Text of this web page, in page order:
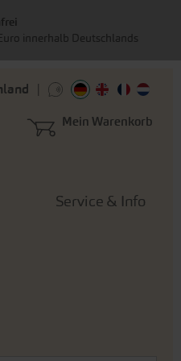
Mein Warenkorb
Service & Info
innerhalb Deutschlands